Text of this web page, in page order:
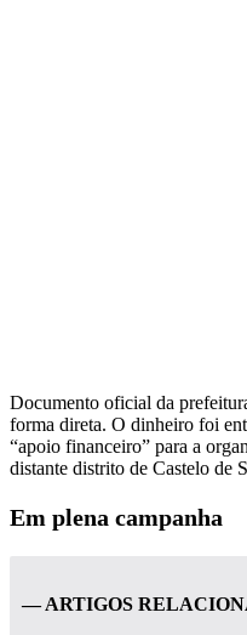
Documento oficial da
forma direta. O dinheiro foi
“apoio financeiro” para a
distante distrito de Castelo de
Em plena campanha
— ARTIGOS